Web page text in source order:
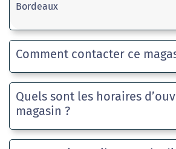
Bordeaux
Comment contacter ce
Quels sont les horaires
magasin ?